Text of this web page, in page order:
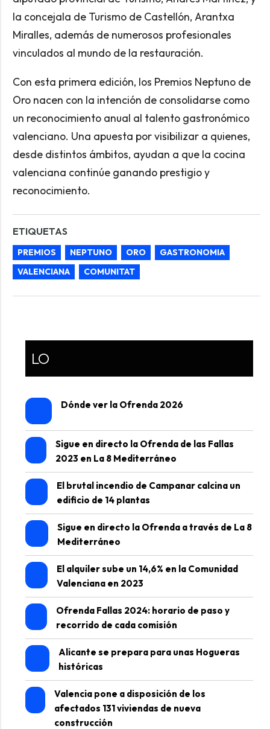
la concejala de Turismo de Castellón, Arantxa
Miralles, además de numerosos profesionales
vinculados al mundo de la restauración.
Con esta primera edición, los Premios Neptuno de
Oro nacen con la intención de consolidarse como
un reconocimiento anual al talento gastronómico
valenciano. Una apuesta por visibilizar a quienes,
desde distintos ámbitos, ayudan a que la cocina
valenciana continúe ganando prestigio y
reconocimiento.
ETIQUETAS
PREMIOS NEPTUNO ORO
GASTRONOMIA
VALENCIANA
COMUNITAT
LO
Dónde ver la Ofrenda 2026
Sigue en directo la Ofrenda de las Fallas
2023 en La 8 Mediterráneo
El brutal incendio de Campanar calcina un
edificio de 14 plantas
Sigue en directo la Ofrenda a través de La 8
Mediterráneo
El alquiler sube un 14,6% en la Comunidad
Valenciana en 2023
Ofrenda Fallas 2024: horario de paso y
recorrido de cada comisión
Alicante se prepara para unas Hogueras
históricas
Valencia pone a disposición de los
afectados 131 viviendas de nueva
construcción